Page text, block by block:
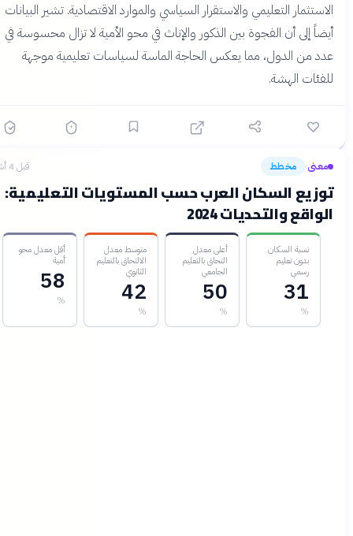
التعليمي والاستقرار السياسي والموارد الاقتصادية. تشير البيانات
إلى أن الفجوة بين الذكور والإناث في محو الأمية لا تزال محسوسة في
من الدول، مما يعكس الحاجة الماسة لسياسات تعليمية موجهة
الهشة.
معنى› مخطط
السكان العرب حسب المستويات التعليمية:
والتحديات 2024
نسبة السكان
بدون تعليم
31
أعلى معدل
التحاق بالتعليم
الجامعي
50
متوسط معدل
الالتحاق بالتعليم
42
أقل معدل محو
58